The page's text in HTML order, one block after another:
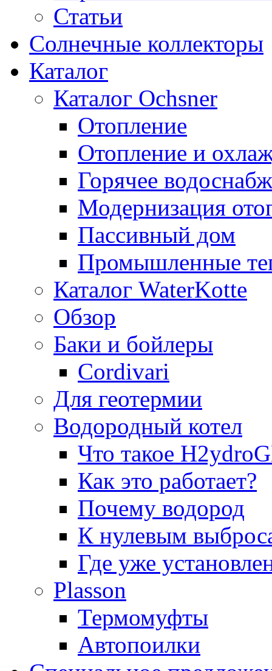
Статьи
Солнечные коллекторы
Каталог
Каталог Ochsner
Отопление
Отопление и
Горячее
Модернизация
Пассивный дом
Промышленные
Каталог WaterKotte
Обзор
Баки и бойлеры
Cordivari
Для геотермии
Водородный котел
Что такое
Как это работает?
Почему водород
К нулевым
Где уже
Plasson
Термомуфты
Автопоилки